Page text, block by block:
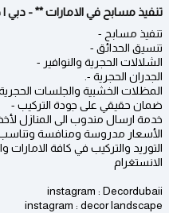
تنفيذ مسابح في الامارات ** - دبي |
تنفيذ مسابح -
تنسيق الحدائق -
الشلالات الحجرية والنوافير -
الجدران الحجرية -.
المظلات الخشبية والجلسات
ضمان حقيقي على جودة التركيب -
خدمة ارسال مندوب الى المنازل
الأسعار مدروسة ومنافسة وتناسب
التوريد والتركيب في كافة
الانستغرام
instagram : Decordubaii
instagram : decor landscape